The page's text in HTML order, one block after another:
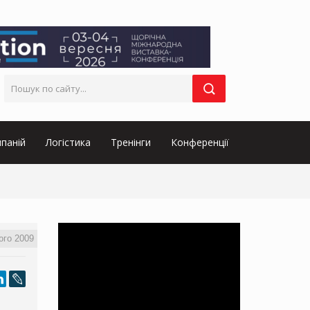
Логістика Тренінги Конференції
2009